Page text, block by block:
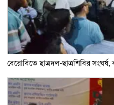
বেরোবিতে ছাত্রদল-ছাত্রশিবির